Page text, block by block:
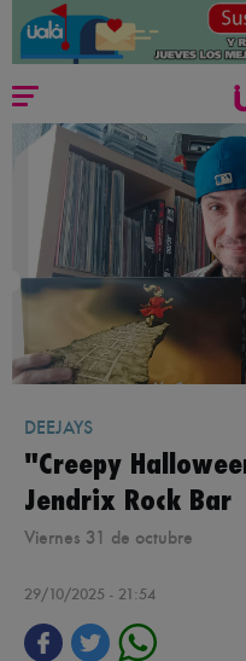
DEEJAYS
"Creepy
Jendrix Rock Bar
Viernes 31 de octubre
29/10/2025 - 21:54